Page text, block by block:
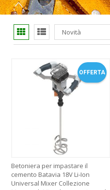
Novità
OFFERTA
Betoniera per impastare il
cemento Batavia 18V Li-Ion
Universal Mixer Collezione